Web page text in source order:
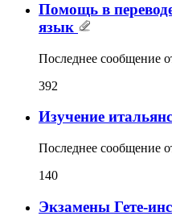
Помощь в
язык
Последнее сообщение
392
Изучение
Последнее сообщение
140
Экзамены Гете-